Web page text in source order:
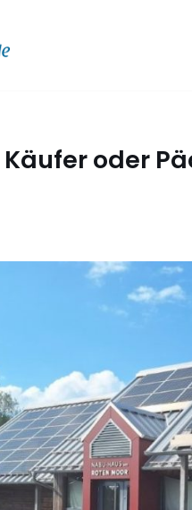
Käufer oder